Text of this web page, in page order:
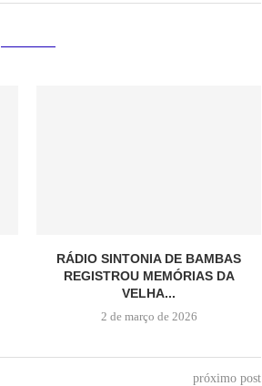
RÁDIO SINTONIA DE BAMBAS
REGISTROU MEMÓRIAS DA
VELHA...
2 de março de 2026
próximo post